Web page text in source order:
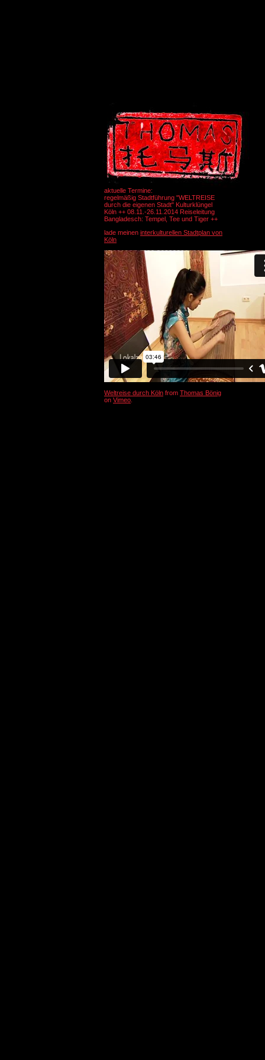
aktuelle Termine:
regelmäßig Stadtführung "WELTREISE
durch die eigenen Stadt" Kulturklüngel
Köln ++ 08.11.-26.11.2014 Reiseleitung
Bangladesch: Tempel, Tee und Tiger ++
lade meinen interkulturellen Stadtplan von
Köln
Weltreise durch Köln from Thomas Bönig
on Vimeo